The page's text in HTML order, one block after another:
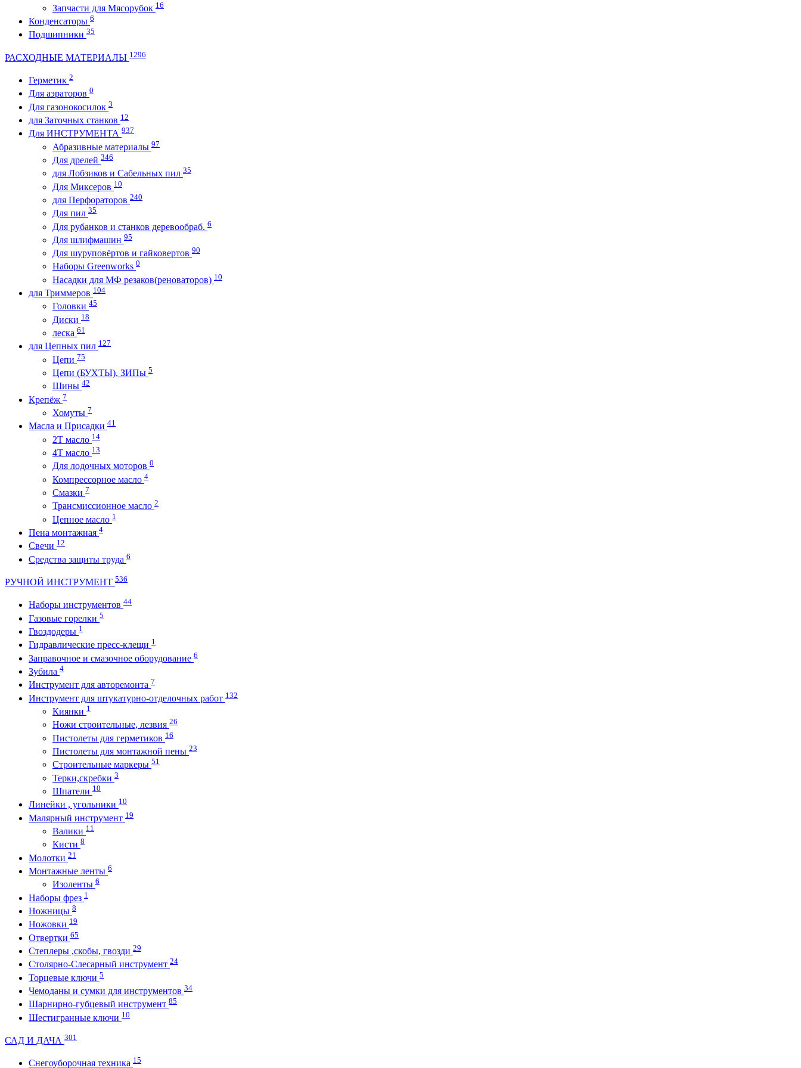
Запчасти для Мясорубок 16
Конденсаторы 6
Подшипники 35
РАСХОДНЫЕ МАТЕРИАЛЫ 1296
Герметик 2
Для аэраторов 0
Для газонокосилок 3
для Заточных станков 12
Для ИНСТРУМЕНТА 937
Абразивные материалы 97
Для дрелей 346
для Лобзиков и Сабельных пил 35
Для Миксеров 10
для Перфораторов 240
Для пил 35
Для рубанков и станков деревообраб. 6
Для шлифмашин 95
Для шуруповёртов и гайковертов 90
Наборы Greenworks 0
Насадки для МФ резаков(реноваторов) 10
для Триммеров 104
Головки 45
Диски 18
леска 61
для Цепных пил 127
Цепи 75
Цепи (БУХТЫ), ЗИПы 5
Шины 42
Крепёж 7
Хомуты 7
Масла и Присадки 41
2Т масло 14
4Т масло 13
Для лодочных моторов 0
Компрессорное масло 4
Смазки 7
Трансмиссионное масло 2
Цепное масло 1
Пена монтажная 4
Свечи 12
Средства защиты труда 6
РУЧНОЙ ИНСТРУМЕНТ 536
Наборы инструментов 44
Газовые горелки 5
Гвоздодеры 1
Гидравлические пресс-клещи 1
Заправочное и смазочное оборудование 6
Зубила 4
Инструмент для авторемонта 7
Инструмент для штукатурно-отделочных работ 132
Киянки 1
Ножи строительные, лезвия 26
Пистолеты для герметиков 16
Пистолеты для монтажной пены 23
Строительные маркеры 51
Терки,скребки 3
Шпатели 10
Линейки , угольники 10
Малярный инструмент 19
Валики 11
Кисти 8
Молотки 21
Монтажные ленты 6
Изоленты 6
Наборы фрез 1
Ножницы 8
Ножовки 19
Отвертки 65
Степлеры ,скобы, гвозди 29
Столярно-Слесарный инструмент 24
Торцевые ключи 5
Чемоданы и сумки для инструментов 34
Шарнирно-губцевый инструмент 85
Шестигранные ключи 10
САД И ДАЧА 301
Снегоуборочная техника 15